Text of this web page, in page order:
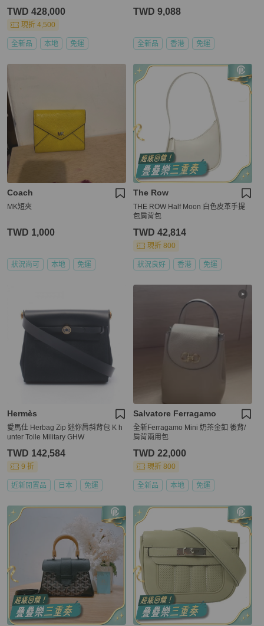
TWD 428,000
現折 4,500
全新品 本地 免運
TWD 9,088
全新品 香港 免運
Coach
MK短夾
TWD 1,000
狀況尚可 本地 免運
The Row
THE ROW Half Moon 白色皮革手提
包肩背包
TWD 42,814
現折 800
狀況良好 香港 免運
Hermès
愛馬仕 Herbag Zip 迷你肩斜背包 K h
unter Toile Military GHW
TWD 142,584
9 折
近新閒置品 日本 免運
Salvatore Ferragamo
全新Ferragamo Mini 奶茶金釦 後背/
肩背兩用包
TWD 22,000
現折 800
全新品 本地 免運